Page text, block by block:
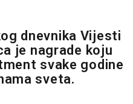
dnevnika Vijesti
je nagrade koju
svake godine
sveta.